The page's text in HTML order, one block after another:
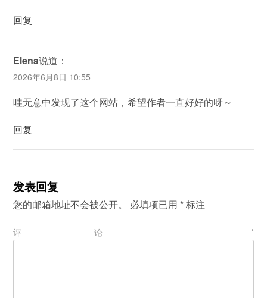
回复
Elena说道：
2026年6月8日 10:55
哇无意中发现了这个网站，希望作者一直好好的呀～
回复
发表回复
您的邮箱地址不会被公开。 必填项已用 *标注
评论 *